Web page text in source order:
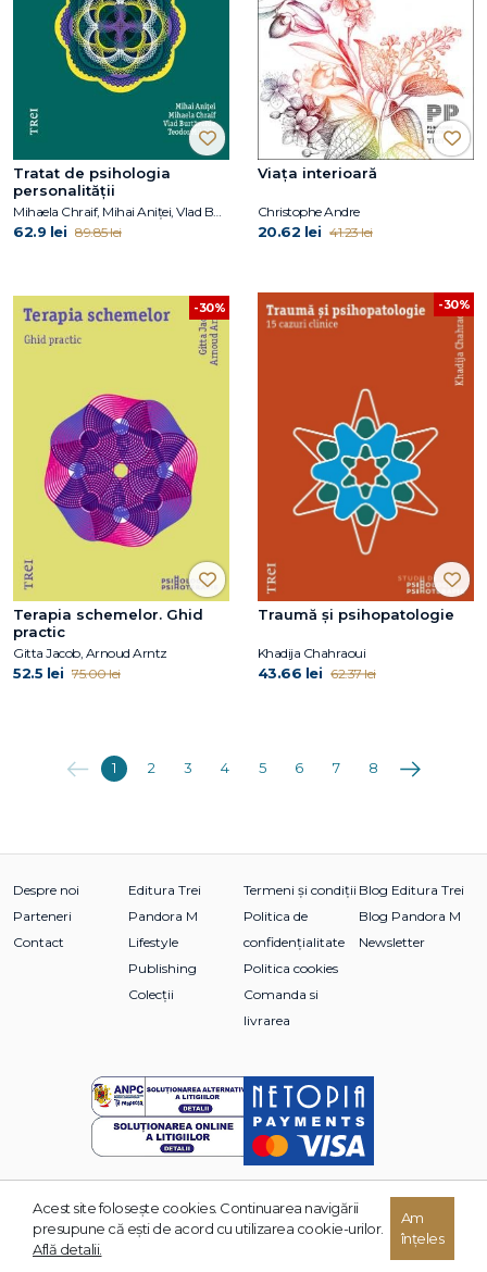
Tratat de psihologia
personalității
62.9 lei 89.85 lei
Viața interioară
Christophe Andre
20.62 lei 41.23 lei
-30%
Terapia schemelor. Ghid
practic
Gitta Jacob, Arnoud Arntz
52.5 lei 75.00 lei
-30%
Traumă și psihopatologie
Khadija Chahraoui
43.66 lei 62.37 lei
Anterioara
1 2 3 4 5 6 7 8 Următoarea
Despre noi
Parteneri
Contact
Editura Trei
Pandora M
Lifestyle
Publishing
Colecții
Termeni și condiții
Politica de
confidențialitate
Politica cookies
Comanda si
livrarea
Blog Editura Trei
Blog Pandora M
Newsletter
© 2026 Grupul Editorial TREI. Toate drepturile rezervate.
Acest site foloseşte cookies. Continuarea navigării
presupune că eşti de acord cu utilizarea cookie-urilor.
Află detalii.
Am
înțeles